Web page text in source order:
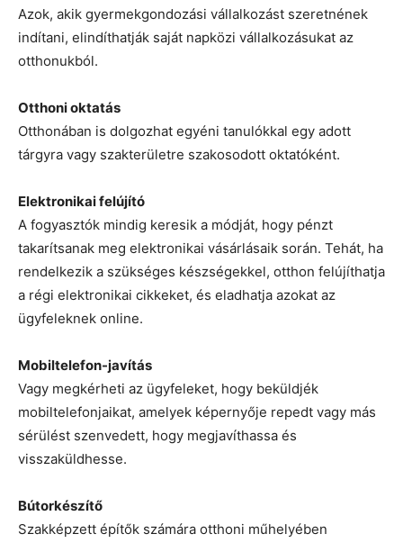
Azok, akik gyermekgondozási vállalkozást szeretnének
indítani, elindíthatják saját napközi vállalkozásukat az
otthonukból.
Otthoni oktatás
Otthonában is dolgozhat egyéni tanulókkal egy adott
tárgyra vagy szakterületre szakosodott oktatóként.
Elektronikai felújító
A fogyasztók mindig keresik a módját, hogy pénzt
takarítsanak meg elektronikai vásárlásaik során. Tehát, ha
rendelkezik a szükséges készségekkel, otthon felújíthatja
a régi elektronikai cikkeket, és eladhatja azokat az
ügyfeleknek online.
Mobiltelefon-javítás
Vagy megkérheti az ügyfeleket, hogy beküldjék
mobiltelefonjaikat, amelyek képernyője repedt vagy más
sérülést szenvedett, hogy megjavíthassa és
visszaküldhesse.
Bútorkészítő
Szakképzett építők számára otthoni műhelyében